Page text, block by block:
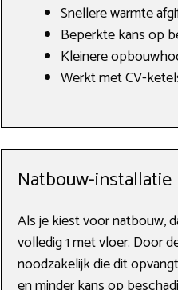
Snellere warmte
Beperkte kans op
Kleinere
Werkt met CV-
Natbouw-installatie
Als je kiest voor natbouw,
volledig 1 met vloer. Door
noodzakelijk die dit